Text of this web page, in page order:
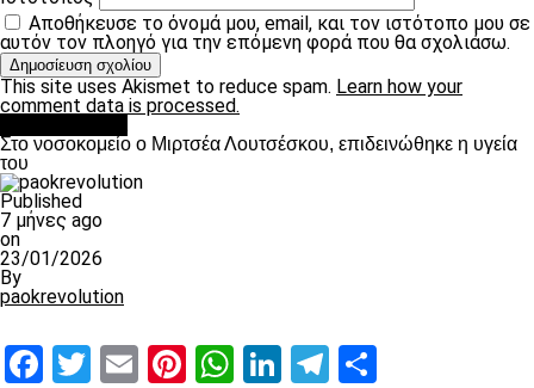
Αποθήκευσε το όνομά μου, email, και τον ιστότοπο μου σε
αυτόν τον πλοηγό για την επόμενη φορά που θα σχολιάσω.
This site uses Akismet to reduce spam. Learn how your
comment data is processed.
Στο νοσοκομείο ο Μιρτσέα Λουτσέσκου, επιδεινώθηκε η υγεία
του
Published
7 μήνες ago
on
23/01/2026
By
paokrevolution
Facebook
Twitter
EmailPinterest
WhatsApp
LinkedIn
Telegram